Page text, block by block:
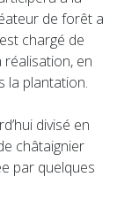
de forêt a
chargé de
en
la plantation.
divisé en
châtaignier
par quelques